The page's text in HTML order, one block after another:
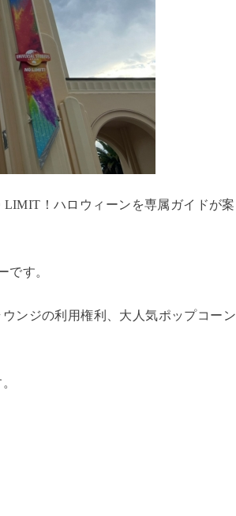
！ハロウィーンを専属ガイドが案
す。
ンジの利用権利、大人気ポップコーン